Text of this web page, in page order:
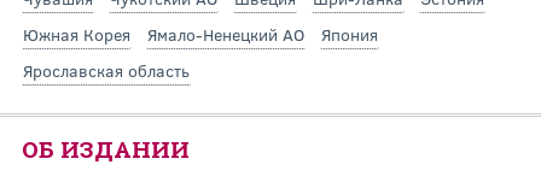
Южная Корея
Ямало-Ненецкий АО
Япония
Ярославская область
ОБ ИЗДАНИИ